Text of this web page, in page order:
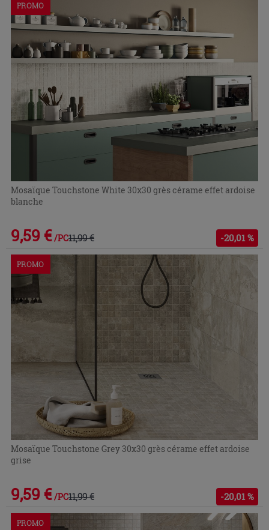
PROMO
Mosaïque Touchstone White 30x30 grès cérame effet ardoise
blanche
9,59 € /PC11,99 € -20,01 %
PROMO
Mosaïque Touchstone Grey 30x30 grès cérame effet ardoise
grise
9,59 € /PC11,99 € -20,01 %
PROMO